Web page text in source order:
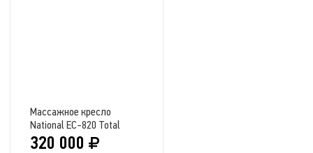
Массажное кресло
National EC-820 Total
320 000